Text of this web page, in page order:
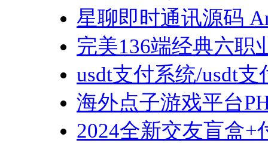
星聊即时通讯源码
完美136端经典六职
usdt支付系统/usdt
海外点子游戏平台
2024全新交友盲盒